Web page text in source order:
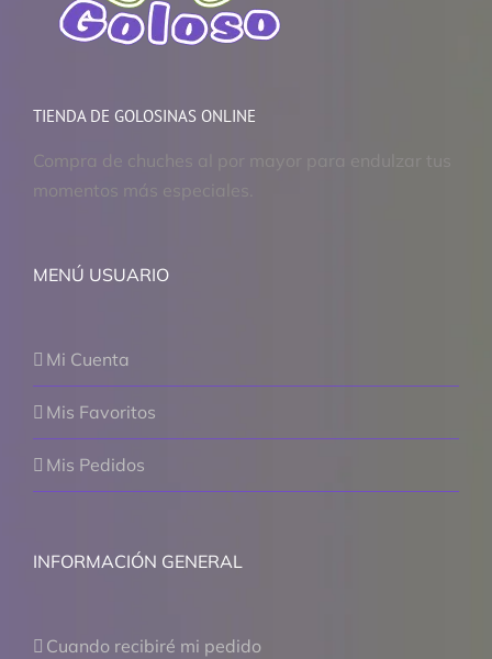
TIENDA DE GOLOSINAS ONLINE
Compra de chuches al por mayor para endulzar tus
momentos más especiales.
MENÚ USUARIO
Mi Cuenta
Mis Favoritos
Mis Pedidos
INFORMACIÓN GENERAL
Cuando recibiré mi pedido